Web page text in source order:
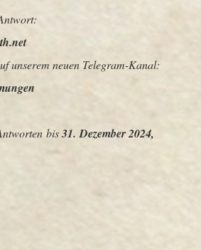
unserem neuen Telegram-Kanal:
bis31. Dezember 2024,